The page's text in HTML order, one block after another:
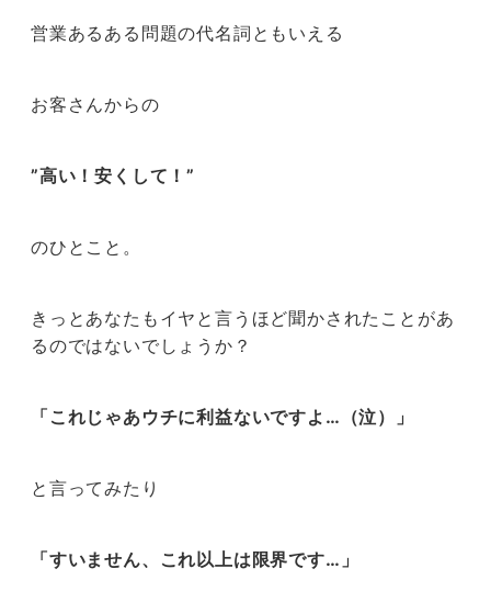
営業あるある問題の代名詞ともいえる
お客さんからの
”高い！安くして！”
のひとこと。
きっとあなたもイヤと言うほど聞かされたことがあ
るのではないでしょうか？
「これじゃあウチに利益ないですよ…（泣）」
と言ってみたり
「すいません、これ以上は限界です…」